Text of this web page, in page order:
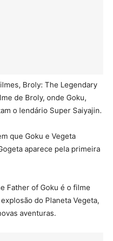
Broly: The Legendary
de Broly, onde Goku,
o lendário Super Saiyajin.
que Goku e Vegeta
aparece pela primeira
Father of Goku é o filme
do Planeta Vegeta,
aventuras.